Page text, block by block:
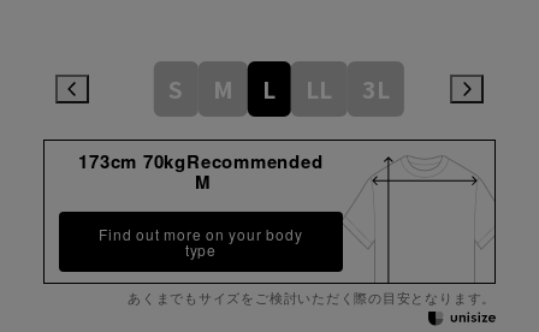
S M L LL 3L
173cm 70kgRecommended
M
Find out more on your body
type
あくまでもサイズをご検討いただく際の目安となります。